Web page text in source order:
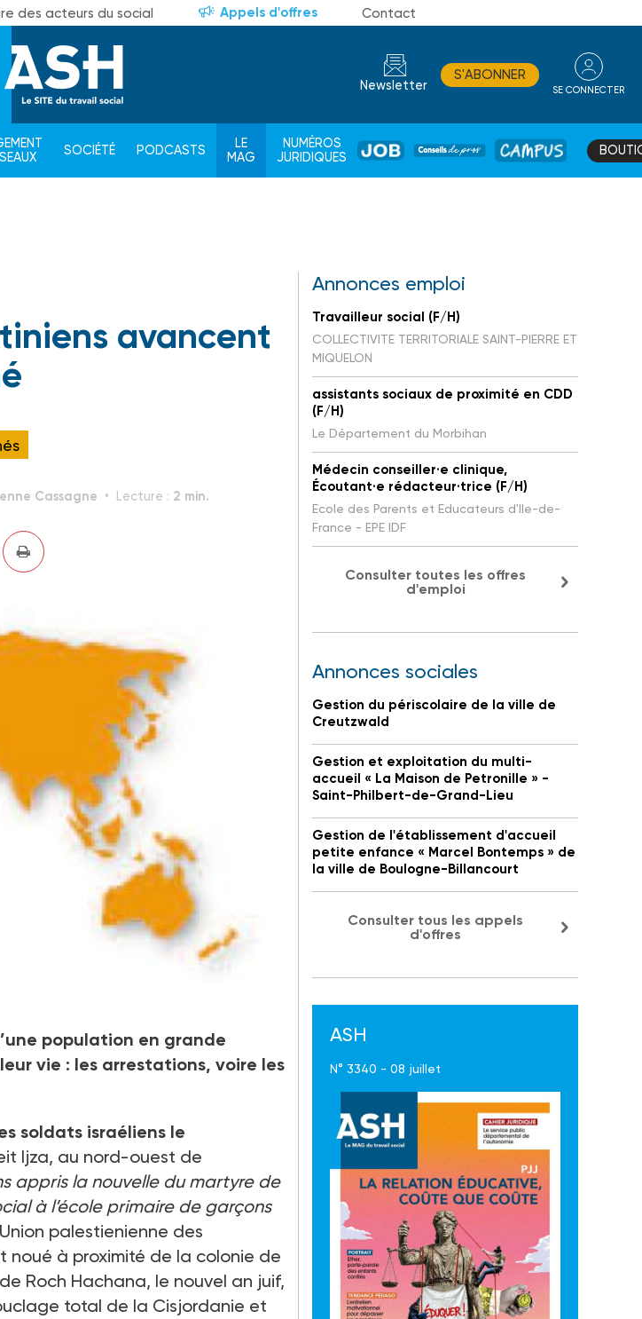
des acteurs du social Appels d'offres Contact
Newsletter
S'ABONNER
SE CONNECTER
SOCIÉTÉ PODCASTS
LE
MAG
NUMÉROS
JURIDIQUES
JOB
DE
CAMPUS
avancent
Cassagne Lecture : 2 min.
population en grande
vie : les arrestations, voire les
soldats israéliens le
Ijza, au nord-ouest de
appris la nouvelle du martyre de
à l’école primaire de garçons
palestienienne des
noué à proximité de la colonie de
Roch Hachana, le nouvel an juif,
total de la Cisjordanie et
Annonces emploi
Travailleur social (F/H)
COLLECTIVITE TERRITORIALE SAINT-PIERRE ET
MIQUELON
assistants sociaux de proximité en CDD
(F/H)
Le Département du Morbihan
Médecin conseiller·e clinique,
Écoutant·e rédacteur·trice (F/H)
Ecole des Parents et Educateurs d'Ile-de-
France - EPE IDF
Consulter toutes les offres
d'emploi
Annonces sociales
Gestion du périscolaire de la ville de
Creutzwald
Gestion et exploitation du multi-
accueil « La Maison de Petronille » -
Saint-Philbert-de-Grand-Lieu
Gestion de l'établissement d'accueil
petite enfance « Marcel Bontemps » de
la ville de Boulogne-Billancourt
Consulter tous les appels
d'offres
ASH
N° 3340 - 08 juillet